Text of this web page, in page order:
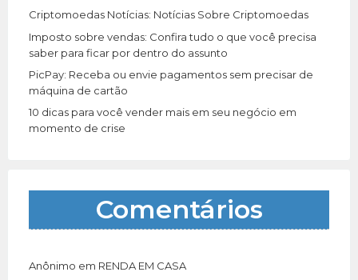
Criptomoedas Notícias: Notícias Sobre Criptomoedas
Imposto sobre vendas: Confira tudo o que você precisa
saber para ficar por dentro do assunto
PicPay: Receba ou envie pagamentos sem precisar de
máquina de cartão
10 dicas para você vender mais em seu negócio em
momento de crise
Comentários
Anônimo em RENDA EM CASA